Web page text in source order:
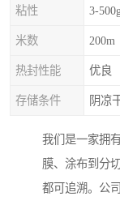
粘性 3-
米数 200m
热封性能 优良
存储条件 阴凉
我们是一家拥
膜、涂布到分
都可追溯。公